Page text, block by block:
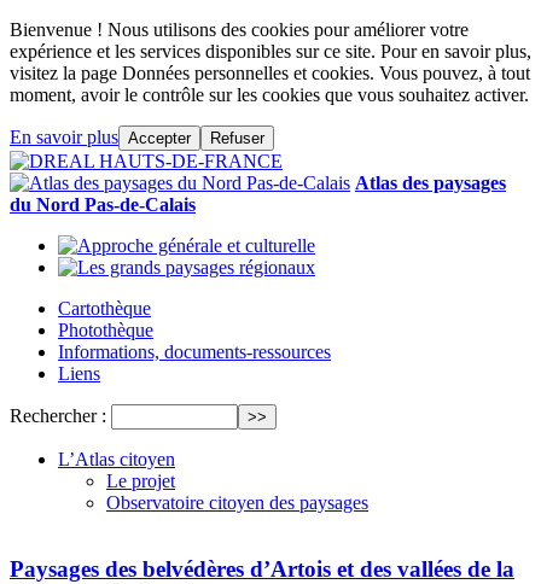
Bienvenue ! Nous utilisons des cookies pour améliorer votre
expérience et les services disponibles sur ce site. Pour en savoir plus,
visitez la page Données personnelles et cookies. Vous pouvez, à tout
moment, avoir le contrôle sur les cookies que vous souhaitez activer.
En savoir plus Accepter Refuser
Atlas des paysages
du Nord Pas-de-Calais
Cartothèque
Photothèque
Informations, documents-ressources
Liens
Rechercher :
L’Atlas citoyen
Le projet
Observatoire citoyen des paysages
Paysages des belvédères d’Artois et des vallées de la